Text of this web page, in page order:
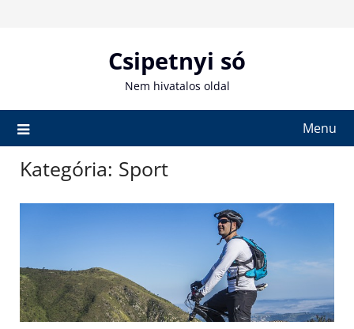
Csipetnyi só
Nem hivatalos oldal
Menu
Kategória: Sport